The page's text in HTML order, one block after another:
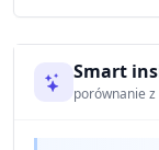
Smart
porównanie